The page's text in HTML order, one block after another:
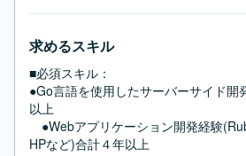
求めるスキル
■必須スキル：
●Go言語を使用したサーバーサイド開
以上
●Webアプリケーション開発経験
HPなど)合計４年以上